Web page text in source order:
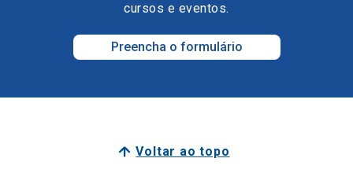
cursos e eventos.
Preencha o formulário
Voltar ao topo